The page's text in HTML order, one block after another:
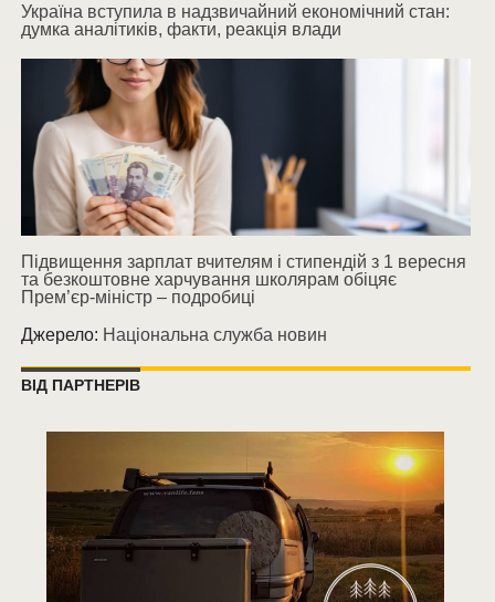
Україна вступила в надзвичайний економічний стан:
думка аналітиків, факти, реакція влади
Підвищення зарплат вчителям і стипендій з 1 вересня
та безкоштовне харчування школярам обіцяє
Прем’єр-міністр – подробиці
Джерело: Національна служба новин
ВІД ПАРТНЕРІВ